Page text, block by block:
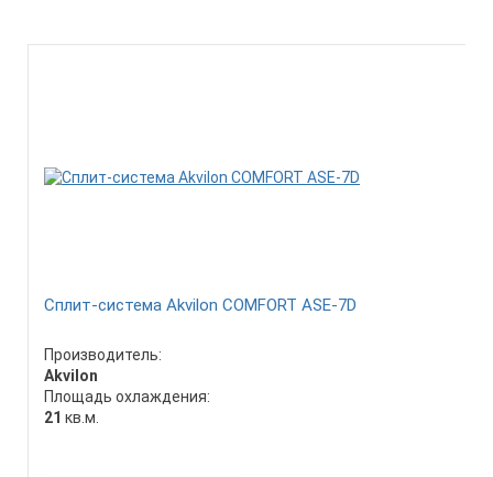
Сплит-система Akvilon COMFORT ASE-7D
Производитель:
Akvilon
Площадь охлаждения:
21 кв.м.